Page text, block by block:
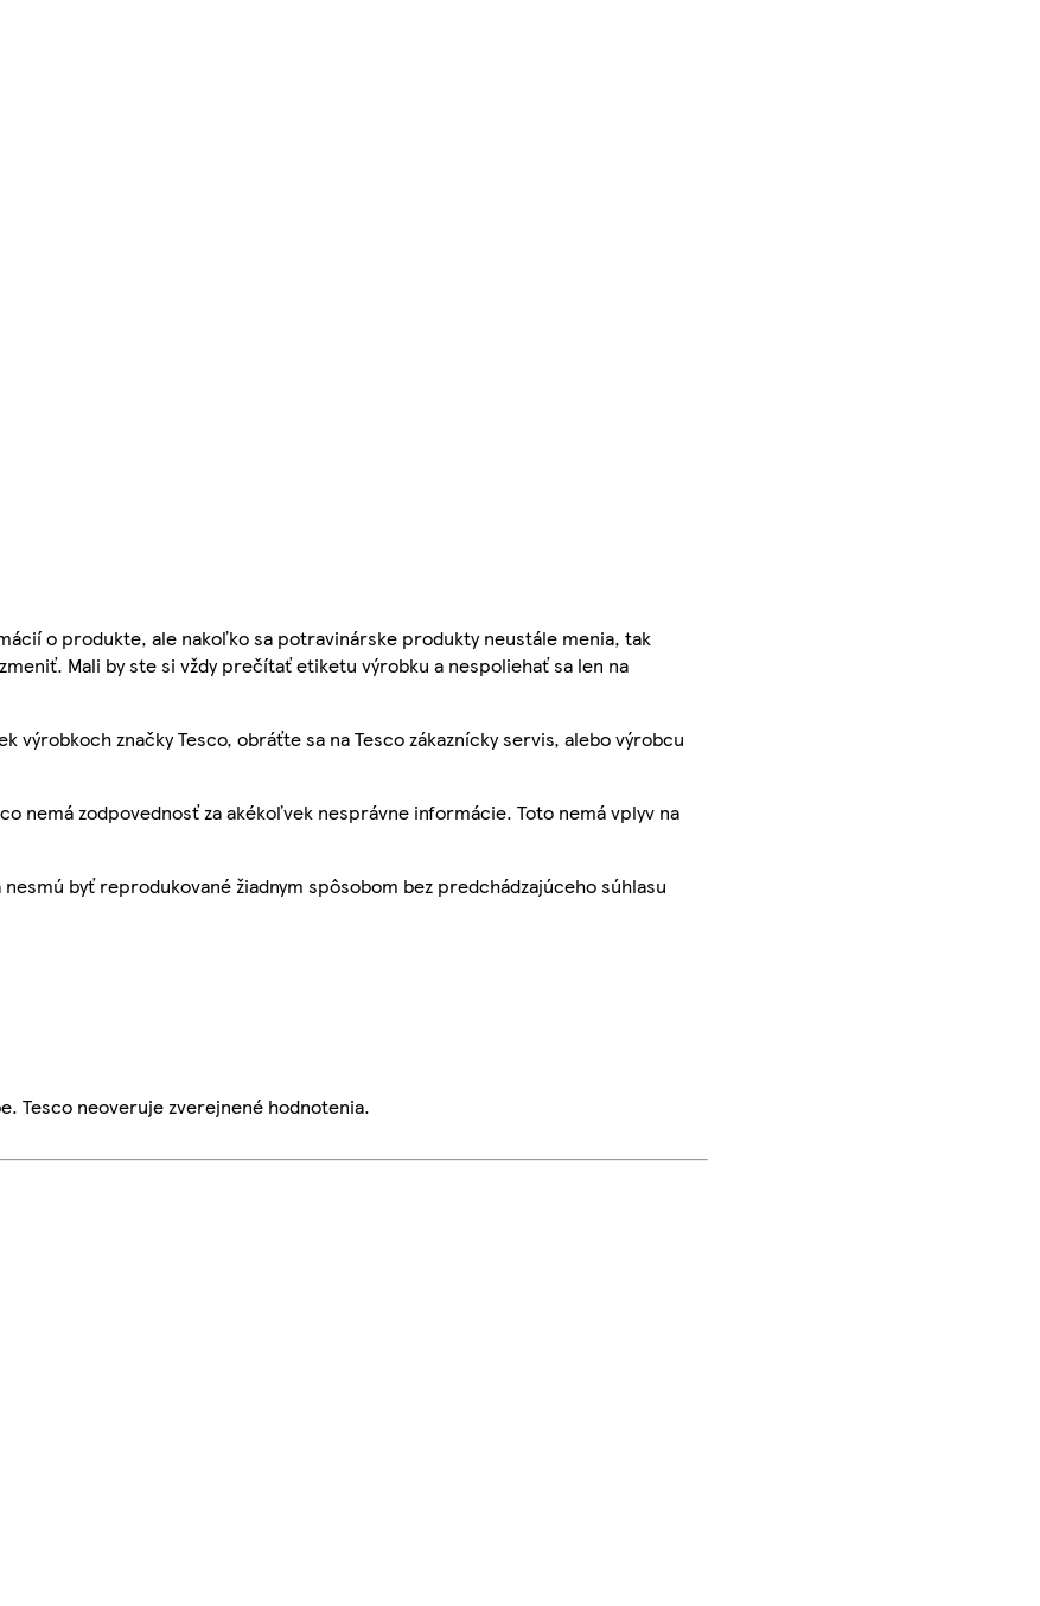
o produkte, ale nakoľko sa potravinárske produkty neustále menia, tak
Mali by ste si vždy prečítať etiketu výrobku a nespoliehať sa len na
značky Tesco, obráťte sa na Tesco zákaznícky servis, alebo výrobcu
nemá zodpovednosť za akékoľvek nesprávne informácie. Toto nemá vplyv na
byť reprodukované žiadnym spôsobom bez predchádzajúceho súhlasu
Tesco neoveruje zverejnené hodnotenia.